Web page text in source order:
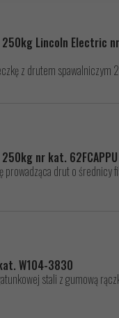
250kg Lincoln Electric
z drutem spawalniczym
nr kat. 62FCAPPU
prowadząca drut o średnicy
W104-3830
stali z gumową